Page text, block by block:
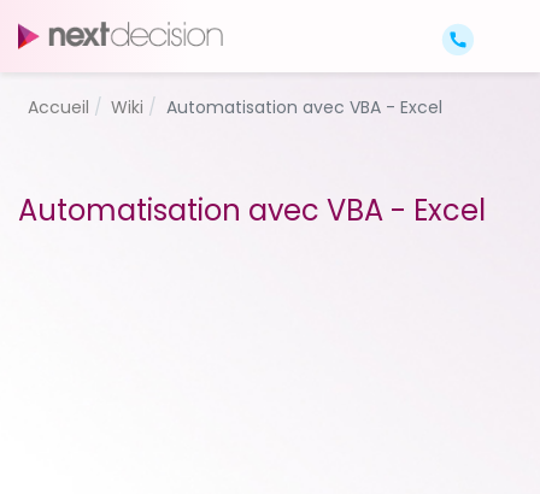
Accueil Wiki Automatisation avec VBA - Excel
Automatisation avec VBA - Excel